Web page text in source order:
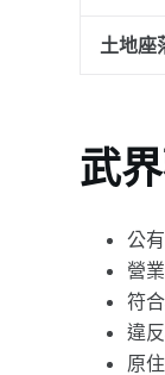
土地座
武
公
營
符
違
原